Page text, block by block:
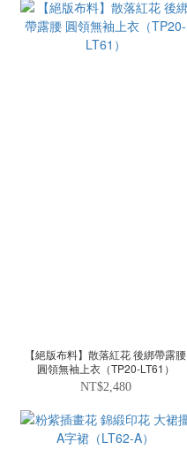
【絕版布料】散落紅花 後綁帶露腰
圓領無袖上衣（TP20-LT61）
NT$2,480